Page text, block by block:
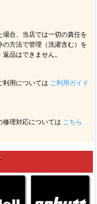
合、当店では一切の責任を
方法で管理（洗濯含む）を
品はできません。
利用については ご利用ガイド
修理対応については こちら